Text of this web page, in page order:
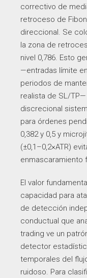
correctivo de
retroceso de
direccional. Se
la zona de
nivel 0,786. Esto
—entradas límite
periodos de
realista de SL/
discrecional
para órdenes
0,382 y 0,5 y
(±0,1–0,2×ATR)
enmascaramiento
El valor
capacidad para
de detección
conductual que
trading ve un
detector
temporales del
ruidoso. Para